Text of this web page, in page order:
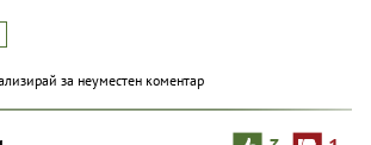
за неуместен коментар